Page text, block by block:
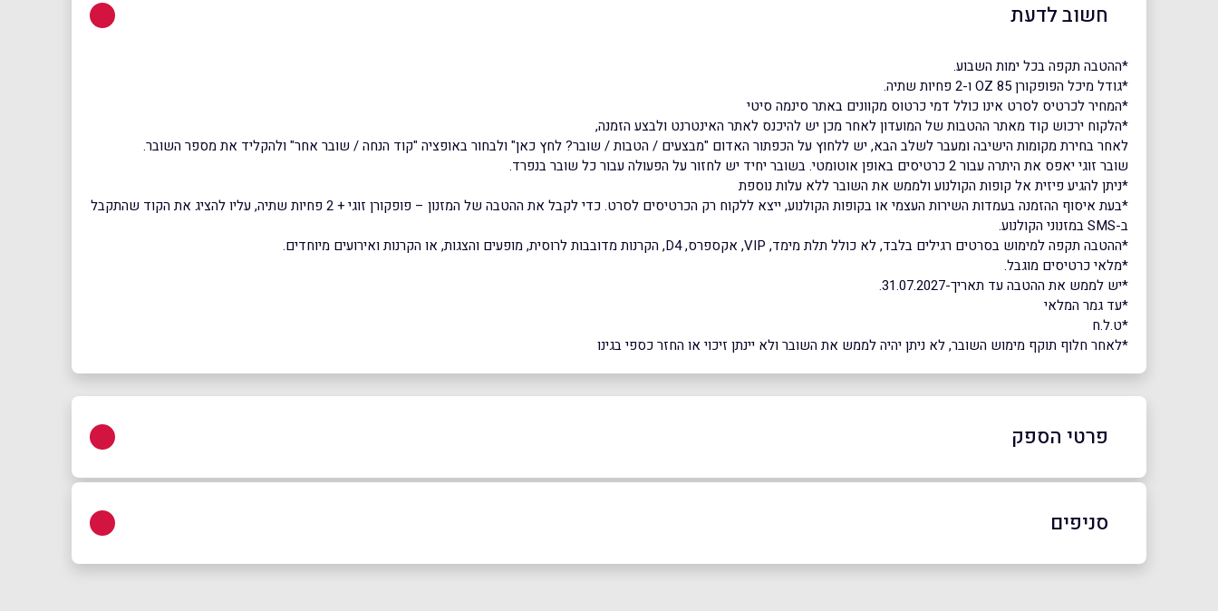
חשוב לדעת
*ההטבה תקפה בכל ימות השבוע.
*גודל מיכל הפופקורן 85 OZ ו-2 פחיות שתיה.
*המחיר לכרטיס לסרט אינו כולל דמי כרטוס מקוונים באתר סינמה סיטי
*הלקוח ירכוש קוד מאתר ההטבות של המועדון לאחר מכן יש להיכנס לאתר האינטרנט ולבצע הזמנה,
לאחר בחירת מקומות הישיבה ומעבר לשלב הבא, יש ללחוץ על הכפתור האדום "מבצעים / הטבות / שובר? לחץ כאן" ולבחור באופציה "קוד הנחה / שובר אחר" ולהקליד את מספר השובר.
שובר זוגי יאפס את היתרה עבור 2 כרטיסים באופן אוטומטי. בשובר יחיד יש לחזור על הפעולה עבור כל שובר בנפרד.
*ניתן להגיע פיזית אל קופות הקולנוע ולממש את השובר ללא עלות נוספת
*בעת איסוף ההזמנה בעמדות השירות העצמי או בקופות הקולנוע, ייצא ללקוח רק הכרטיסים לסרט. כדי לקבל את ההטבה של המזנון – פופקורן זוגי + 2 פחיות שתיה, עליו להציג את הקוד שהתקבל
ב-SMS במזנוני הקולנוע.
*ההטבה תקפה למימוש בסרטים רגילים בלבד, לא כולל תלת מימד, VIP, אקספרס, D4, הקרנות מדובבות לרוסית, מופעים והצגות, או הקרנות ואירועים מיוחדים.
*מלאי כרטיסים מוגבל.
*יש לממש את ההטבה עד תאריך-31.07.2027.
*עד גמר המלאי
*ט.ל.ח
*לאחר חלוף תוקף מימוש השובר, לא ניתן יהיה לממש את השובר ולא יינתן זיכוי או החזר כספי בגינו
פרטי הספק
באתר
סניפים